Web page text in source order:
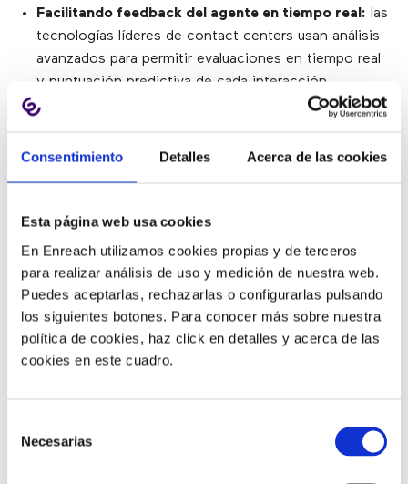
Consentimiento Detalles Acerca de las cookies
Esta página web usa cookies
En Enreach utilizamos cookies propias y de terceros
para realizar análisis de uso y medición de nuestra web.
Puedes aceptarlas, rechazarlas o configurarlas pulsando
los siguientes botones. Para conocer más sobre nuestra
política de cookies, haz click en detalles y acerca de las
cookies en este cuadro.
Necesarias
Facilitando feedback del agente en tiempo real: las
tecnologías líderes de contact centers usan análisis
avanzados para permitir evaluaciones en tiempo real
y puntuación predictiva de cada interacción
individual del cliente. Esto proporciona a los agentes
permiten mejoras de rendimiento autodirigidas.
Benchmarking y gamificación:
centers crear puntos de referencia de rendimiento
tanto a nivel individual como de equipo. Las
innovadoras herramientas de análisis conectan el
benchmarking con métricas en tiempo real para
impulsar una competencia saludable entre los
agentes.
características de las interacciones exitosas, los